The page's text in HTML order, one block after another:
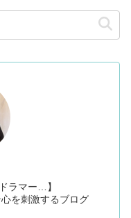
ラマー…】
を刺激するブログ